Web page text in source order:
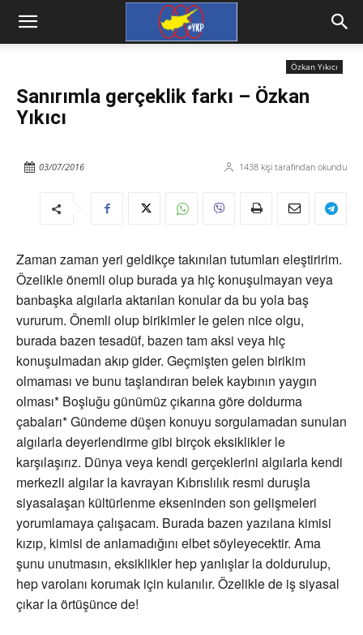
Özkan Yıkıcı
Sanırımla gerçeklik farkı – Özkan
Yıkıcı
1438 kişi tarafından okundu
03/07/2016
Zaman zaman yeri geldikçe takınılan tutumları eleştiririm.
Özelikle önemli olup burada ya hiç konuşulmayan veya
banbaşka algılarla aktarılan konular da bu yola baş
vururum. Önemli olup birikimler le gelen nice olgu,
burada bazen tesadüf, bazen tam aksi veya hiç
konuşulmadan akıp gider. Geçmişten gelen birikim
olmaması ve bunu taşlandıran belek kaybının yaygın
olması* Boşluğu günümüz çıkarına göre doldurma
çabaları* Gündeme düşen konuyu sorgulamadan sunulan
algılarla deyerlendirme gibi birçok eksiklikler le
karşılaşırız. Dünya veya kendi gerçeklerini algılarla kendi
merkezli algılar la kavrayan Kıbrıslılık resmi duruşla
siyasalaşan kültürlenme ekseninden son gelişmeleri
yorumlamaya çalışacam. Burada bazen yazılana kimisi
kızıp, kimisi de anlamadığını elbet söyleyecektir. Ama
şunu unutmasın, eksiklikler hep yanlışlar la doldurulup,
hep varolanı korumak için kulanılır. Özelikle de iş siyasal
çıkar la örtüşünce de!